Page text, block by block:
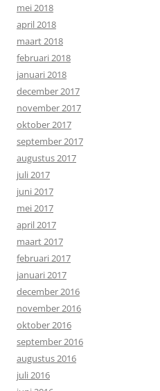
mei 2018
april 2018
maart 2018
februari 2018
januari 2018
december 2017
november 2017
oktober 2017
september 2017
augustus 2017
juli 2017
juni 2017
mei 2017
april 2017
maart 2017
februari 2017
januari 2017
december 2016
november 2016
oktober 2016
september 2016
augustus 2016
juli 2016